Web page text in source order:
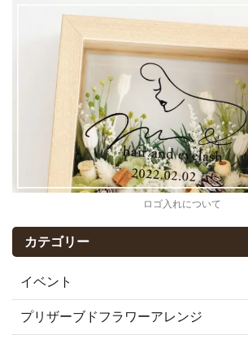
ロゴ入れについて
カテゴリー
イベント
プリザーブドフラワーアレンジ